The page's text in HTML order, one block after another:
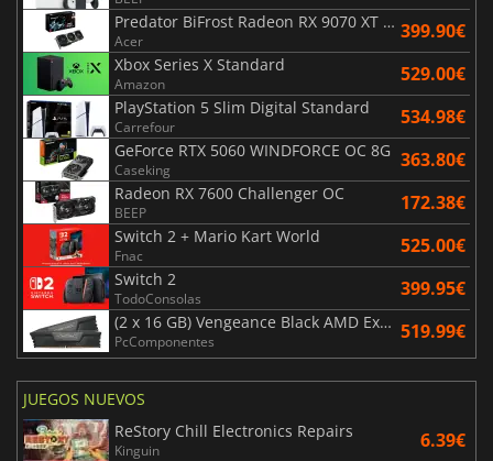
Predator BiFrost Radeon RX 9070 XT OC 16 Go
Acer 399.90€
Xbox Series X Standard
Amazon 529.00€
PlayStation 5 Slim Digital Standard
Carrefour 534.98€
GeForce RTX 5060 WINDFORCE OC 8G
Caseking 363.80€
Radeon RX 7600 Challenger OC
BEEP 172.38€
Switch 2 + Mario Kart World
Fnac 525.00€
Switch 2
TodoConsolas 399.95€
(2 x 16 GB) Vengeance Black AMD Expo 6000 MHz - CAS 30
PcComponentes 519.99€
JUEGOS NUEVOS
ReStory Chill Electronics Repairs
Kinguin 6.39€